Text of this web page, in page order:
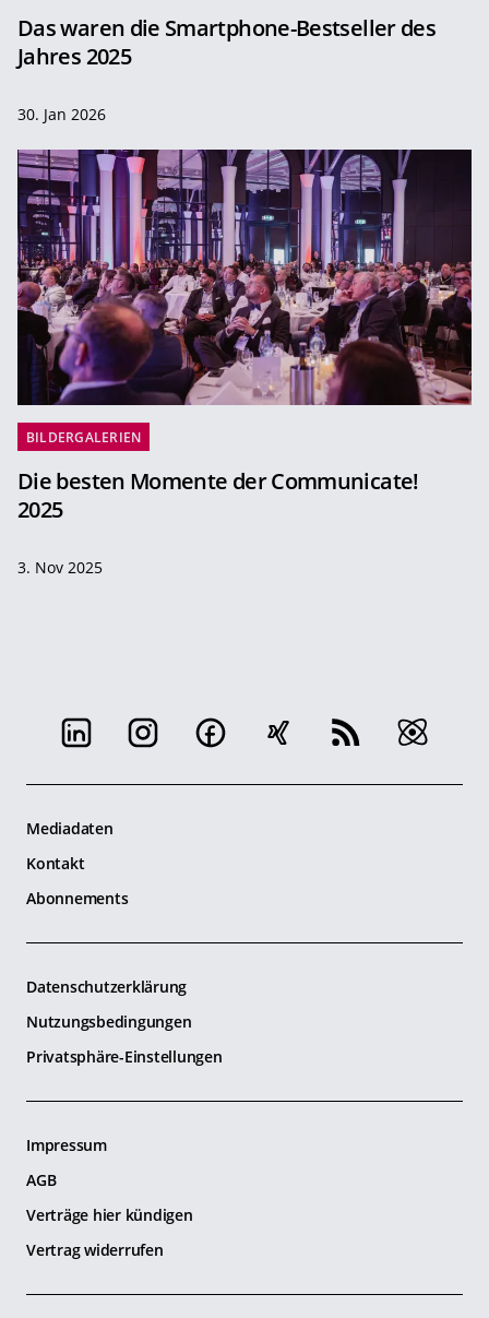
Das waren die Smartphone-Bestseller des
Jahres 2025
30. Jan 2026
BILDERGALERIEN
Die besten Momente der Communicate!
2025
3. Nov 2025
Mediadaten
Kontakt
Abonnements
Datenschutzerklärung
Nutzungsbedingungen
Privatsphäre-Einstellungen
Impressum
AGB
Verträge hier kündigen
Vertrag widerrufen